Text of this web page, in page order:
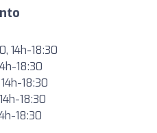
14h-18:30
18:30
18:30
18:30
18:30